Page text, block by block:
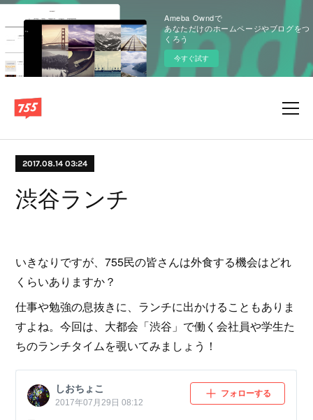
Ameba Owndで
あなただけのホームページやブログをつ
くろう
今すぐ試す
2017.08.14 03:24
渋谷ランチ
いきなりですが、755民の皆さんは外食する機会はどれ
くらいありますか？
仕事や勉強の息抜きに、ランチに出かけることもありま
すよね。今回は、大都会「渋谷」で働く会社員や学生た
ちのランチタイムを覗いてみましょう！